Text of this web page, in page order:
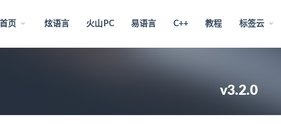
首页 炫语言 火山PC 易语言 C++ 教程 标签云
v3.2.0